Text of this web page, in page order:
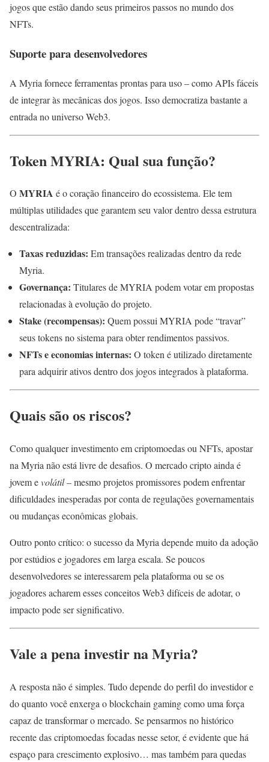
jogos que estão dando seus primeiros passos no mundo dos
NFTs.
Suporte para desenvolvedores
A Myria fornece ferramentas prontas para uso – como APIs fáceis
de integrar às mecânicas dos jogos. Isso democratiza bastante a
entrada no universo Web3.
Token MYRIA: Qual sua função?
O MYRIA é o coração financeiro do ecossistema. Ele tem
múltiplas utilidades que garantem seu valor dentro dessa estrutura
descentralizada:
Taxas reduzidas: Em transações realizadas dentro da rede
Myria.
Governança: Titulares de MYRIA podem votar em propostas
relacionadas à evolução do projeto.
Stake (recompensas): Quem possui MYRIA pode “travar”
seus tokens no sistema para obter rendimentos passivos.
NFTs e economias internas: O token é utilizado diretamente
para adquirir ativos dentro dos jogos integrados à plataforma.
Quais são os riscos?
Como qualquer investimento em criptomoedas ou NFTs, apostar
na Myria não está livre de desafios. O mercado cripto ainda é
jovem evolátil– mesmo projetos promissores podem enfrentar
dificuldades inesperadas por conta de regulações governamentais
ou mudanças econômicas globais.
Outro ponto crítico: o sucesso da Myria depende muito da adoção
por estúdios e jogadores em larga escala. Se poucos
desenvolvedores se interessarem pela plataforma ou se os
jogadores acharem esses conceitos Web3 difíceis de adotar, o
impacto pode ser significativo.
Vale a pena investir na Myria?
A resposta não é simples. Tudo depende do perfil do investidor e
do quanto você enxerga o blockchain gaming como uma força
capaz de transformar o mercado. Se pensarmos no histórico
recente das criptomoedas focadas nesse setor, é evidente que há
espaço para crescimento explosivo… mas também para quedas